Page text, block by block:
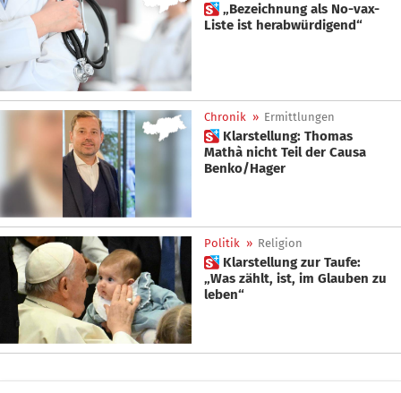
 „Bezeichnung als No-vax-
Liste ist herabwürdigend“
Chronik » Ermittlungen
 Klarstellung: Thomas
Mathà nicht Teil der Causa
Benko/Hager
Politik » Religion
 Klarstellung zur Taufe:
„Was zählt, ist, im Glauben zu
leben“